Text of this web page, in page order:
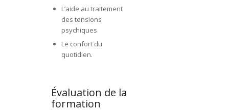
L’aide au traitement
des tensions
psychiques
Le confort du
quotidien.
Évaluation de la
formation